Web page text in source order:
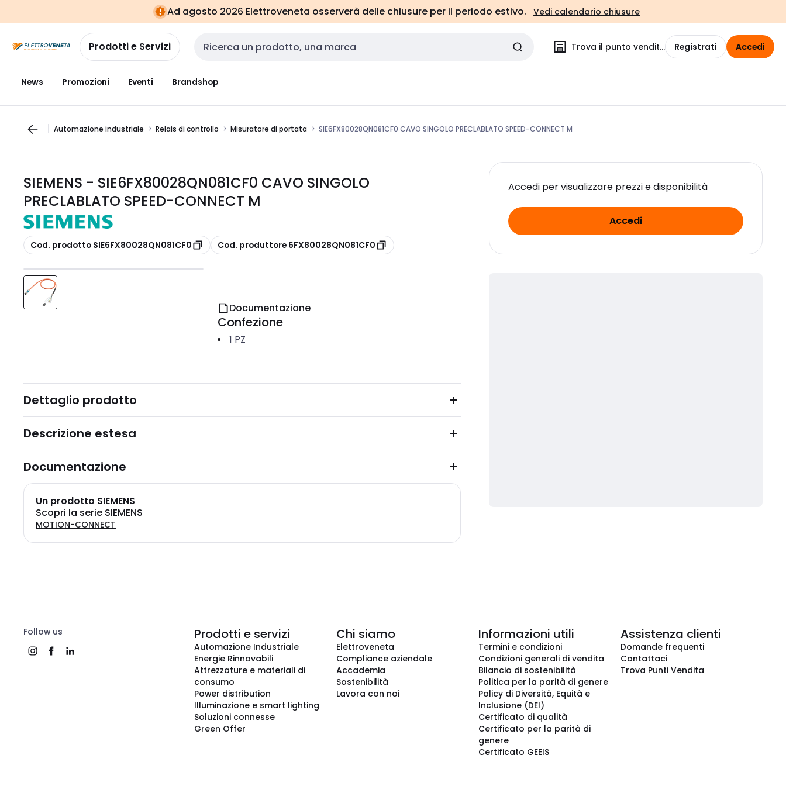
navigazionealla
pagina
Ad agosto 2026 Elettroveneta osserverà delle chiusure per il periodo estivo. Vedi calendario chiusure
Prodotti e Servizi Cerca input Trova il punto vendita Registrati Accedi
News Promozioni Eventi Brandshop
Automazione industriale Relais di controllo Misuratore di portata SIE6FX80028QN081CF0 CAVO SINGOLO PRECLABLATO SPEED-CONNECT M
SIEMENS - SIE6FX80028QN081CF0 CAVO SINGOLO
PRECLABLATO SPEED-CONNECT M
copia
Cod. prodotto SIE6FX80028QN081CF0 copia
Cod. produttore 6FX80028QN081CF0
Accedi per visualizzare prezzi e disponibilità
Accedi
Documentazione
Confezione
1 PZ
Dettaglio prodotto
Descrizione estesa
Documentazione
Un prodotto SIEMENS
Scopri la serie SIEMENS
MOTION-CONNECT
Follow us Prodotti e servizi
Automazione Industriale
Energie Rinnovabili
Attrezzature e materiali di
consumo
Power distribution
Illuminazione e smart lighting
Soluzioni connesse
Green Offer
Chi siamo
Elettroveneta
Compliance aziendale
Accademia
Sostenibilità
Lavora con noi
Informazioni utili
Termini e condizioni
Condizioni generali di vendita
Bilancio di sostenibilità
Politica per la parità di genere
Policy di Diversità, Equità e
Inclusione (DEI)
Certificato di qualità
Certificato per la parità di
genere
Certificato GEEIS
Assistenza clienti
Domande frequenti
Contattaci
Trova Punti Vendita